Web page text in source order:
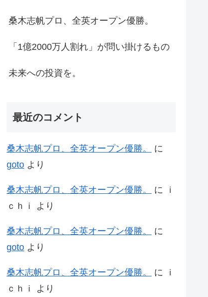
桑木志帆プロ、全英オープン優勝。
「1億2000万人割れ」が問い掛けるもの
未来への投資を。
最近のコメント
桑木志帆プロ、全英オープン優勝。
に
goto より
桑木志帆プロ、全英オープン優勝。 に
ｉ
ｃｈｉ
より
桑木志帆プロ、全英オープン優勝。
に
goto より
桑木志帆プロ、全英オープン優勝。 に
ｉ
ｃｈｉ
より